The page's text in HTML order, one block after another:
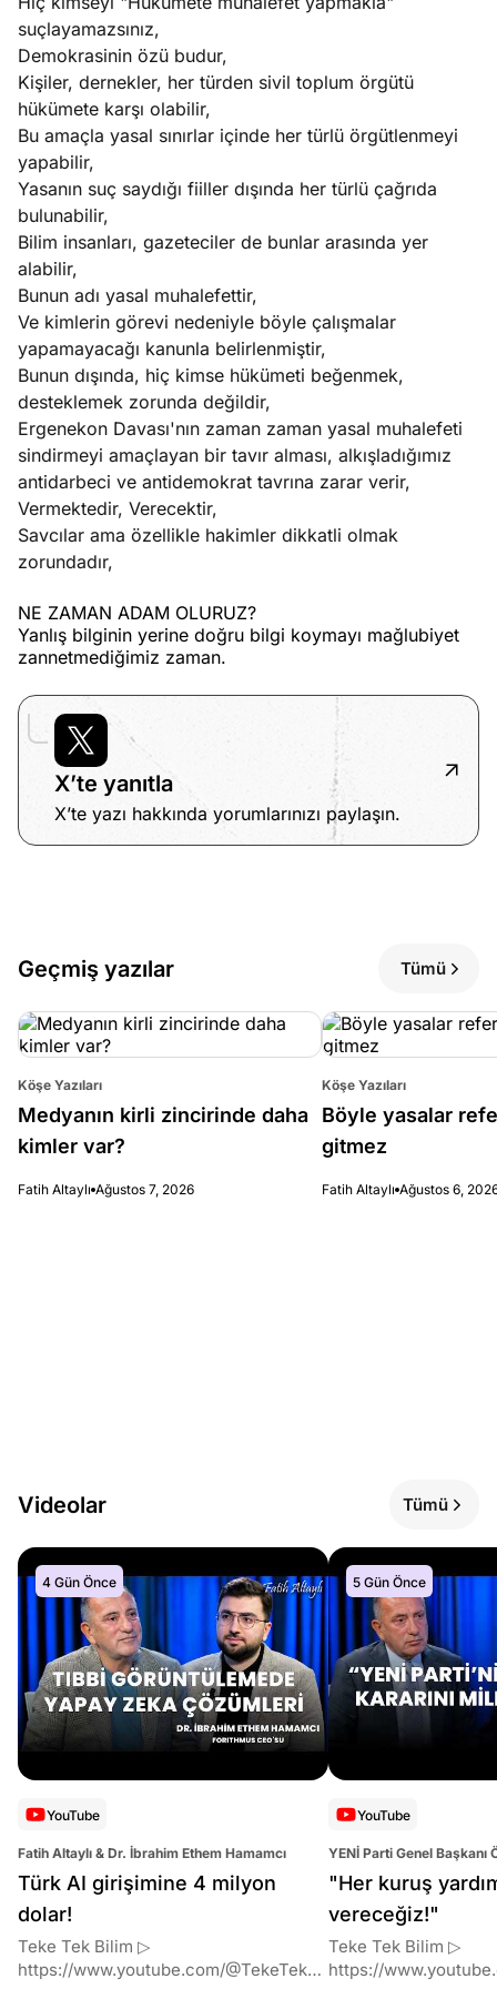
suçlayamazsınız,
Demokrasinin özü budur,
Kişiler, dernekler, her türden sivil toplum örgütü
hükümete karşı olabilir,
Bu amaçla yasal sınırlar içinde her türlü örgütlenmeyi
yapabilir,
Yasanın suç saydığı fiiller dışında her türlü çağrıda
bulunabilir,
Bilim insanları, gazeteciler de bunlar arasında yer
alabilir,
Bunun adı yasal muhalefettir,
Ve kimlerin görevi nedeniyle böyle çalışmalar
yapamayacağı kanunla belirlenmiştir,
Bunun dışında, hiç kimse hükümeti beğenmek,
desteklemek zorunda değildir,
Ergenekon Davası'nın zaman zaman yasal muhalefeti
sindirmeyi amaçlayan bir tavır alması, alkışladığımız
antidarbeci ve antidemokrat tavrına zarar verir,
Vermektedir, Verecektir,
Savcılar ama özellikle hakimler dikkatli olmak
zorundadır,
NE ZAMAN ADAM OLURUZ?
Yanlış bilginin yerine doğru bilgi koymayı mağlubiyet
zannetmediğimiz zaman.
X’te yanıtla
X’te yazı hakkında yorumlarınızı paylaşın.
Geçmiş yazılar Tümü
Köşe Yazıları
Medyanın kirli zincirinde daha
kimler var?
Fatih Altaylı Ağustos 7, 2026
Köşe Yazıları
Böyle yasalar
gitmez
Fatih Altaylı Ağustos 6,
Videolar Tümü
4 Gün Önce
YouTube
Fatih Altaylı & Dr. İbrahim Ethem Hamamcı
Türk AI girişimine 4 milyon
dolar!
Teke Tek Bilim ▷
https://www.youtube.com/@TekeTekBil
5 Gün Önce
YouTube
YENİ Parti Genel Başkanı
Altaylı
"Her kuruş
vereceğiz!"
Teke Tek Bilim ▷
https://